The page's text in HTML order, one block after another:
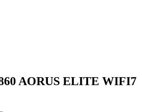
AORUS ELITE WIFI7